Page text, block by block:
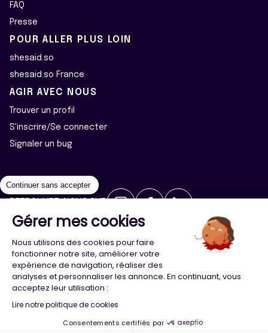
FAQ
Presse
POUR ALLER PLUS LOIN
shesaid.so
shesaid.so France
AGIR AVEC NOUS
Trouver un profil
S'inscrire/Se connecter
Signaler un bug
2026 ©Majeur·e·s - Tous droits réservés
Politique de confidentialité
Cookies
Conception Agence Adeliom
Continuer sans accepter
Gérer mes cookies
Nous utilisons des cookies pour faire
fonctionner notre site, améliorer votre
expérience de navigation, réaliser des
analyses et personnaliser les annonce. En continuant, vous
acceptez leur utilisation :
Lire notre politique de cookies
Consentements certifiés par